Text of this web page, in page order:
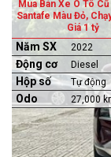
Mua Bán Xe Ô Tô
Santafe Màu Đỏ,
Giá 1 tỷ
Năm SX 2022
Động cơ Diesel
Hộp số Tự động
Odo 27,000